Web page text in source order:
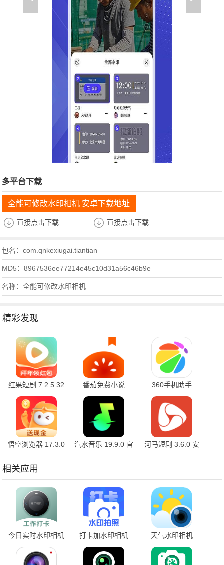
多平台下载
全能可修改水印相机 安卓下载地址
直接点击下载 直接点击下载
包名：com.qnkexiugai.tiantian
MD5：8967536ee77214e45c10d31a56c46b9e
名称：全能可修改水印相机
精彩发现
红果短剧 7.2.5.32
官方版
番茄免费小说
7.2.5.32 安卓版
360手机助手
10.2.2 官方版
悟空浏览器 17.3.0
汽水音乐 19.9.0 官
河马短剧 3.6.0 安
相关应用
今日实时水印相机
1.2 安卓版
打卡加水印相机
1.0.5 安卓版
天气水印相机
3.2.9 安卓版